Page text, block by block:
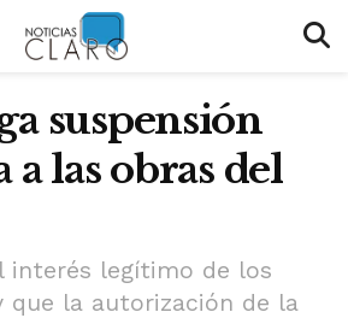
suspensión
las obras del
interés legítimo de los
que la autorización de la